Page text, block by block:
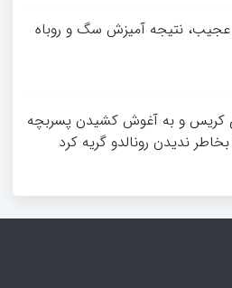
نتیجه آمیزش سگ و روباه
کریس و به آغوش کشیدن پسربچه
بخاطر ندیدن رونالدو گریه کرد